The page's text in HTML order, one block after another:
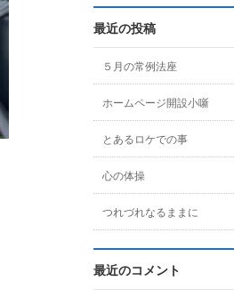
最近の投稿
５月の常例法座
ホームページ開設小噺
とあるロケでの事
心の体操
つれづれなるままに
最近のコメント